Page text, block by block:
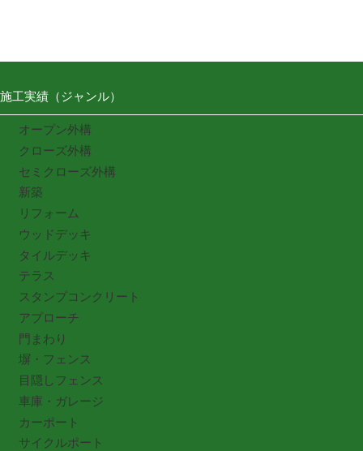
施工実績（ジャンル）
オープン外構
クローズ外構
セミクローズ外構
新築
リフォーム
ウッドデッキ
タイルデッキ
テラス
スタンプコンクリート
アプローチ
門まわり
塀・フェンス
目隠しフェンス
車庫・ガレージ
カーポート
サイクルポート